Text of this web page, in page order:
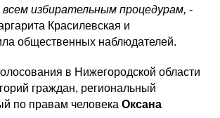
избирательным процедурам, -
Красилевская и
общественных наблюдателей.
в Нижегородской области
граждан, региональный
по правам человека Оксана